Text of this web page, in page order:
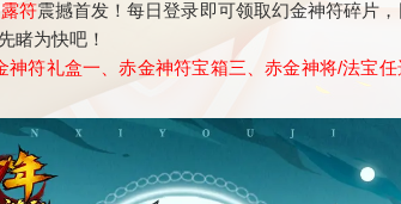
符震撼首发！每日登录即可领取幻金神符碎片
睹为快吧！
符礼盒一、赤金神符宝箱三、赤金神将/法宝任